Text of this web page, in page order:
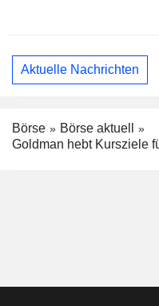
Aktuelle Nachrichten
Börse
Börse aktuell
Goldman hebt Kursziele